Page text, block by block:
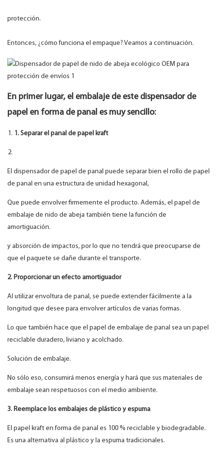
protección.
Entonces, ¿cómo funciona el empaque? Veamos a continuación.
En primer lugar, el embalaje de este dispensador de
papel en forma de panal es muy sencillo:
1. Separar el panal de papel kraft
El dispensador de papel de panal puede separar bien el rollo de papel
de panal en una estructura de unidad hexagonal,
Que puede envolver firmemente el producto. Además, el papel de
embalaje de nido de abeja también tiene la función de
amortiguación.
y absorción de impactos, por lo que no tendrá que preocuparse de
que el paquete se dañe durante el transporte.
2. Proporcionar un efecto amortiguador
Al utilizar envoltura de panal, se puede extender fácilmente a la
longitud que desee para envolver artículos de varias formas.
Lo que también hace que el papel de embalaje de panal sea un papel
reciclable duradero, liviano y acolchado.
Solución de embalaje.
No sólo eso, consumirá menos energía y hará que sus materiales de
embalaje sean respetuosos con el medio ambiente.
3. Reemplace los embalajes de plástico y espuma
El papel kraft en forma de panal es 100 % reciclable y biodegradable.
Es una alternativa al plástico y la espuma tradicionales.